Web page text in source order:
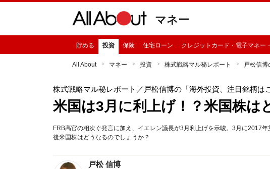
マネー
貯める 投資 保険 住宅ローン クレジットカード・電子マネー
All About マネー 投資 株式戦略マル秘レポート 戸松信博
株式戦略マル秘レポート ／戸松信博の「海外投資、注目銘柄は
米国は3月に利上げ！？米国株は
FRB高官の相次ぐ発言に加え、イエレン議長が3月利上げを示唆。3月に2017
後米国株はどうなるのでしょうか？
戸松 信博